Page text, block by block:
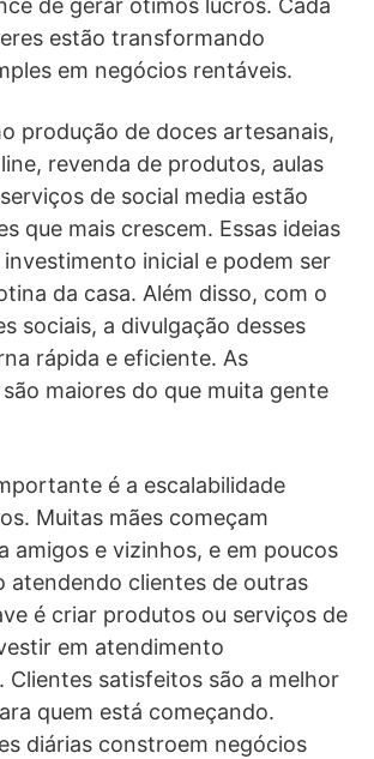
de gerar ótimos lucros. Cada
estão transformando
em negócios rentáveis.
produção de doces artesanais,
revenda de produtos, aulas
de social media estão
que mais crescem. Essas ideias
inicial e podem ser
da casa. Além disso, com o
sociais, a divulgação desses
rápida e eficiente. As
maiores do que muita gente
é a escalabilidade
Muitas mães começam
amigos e vizinhos, e em poucos
atendendo clientes de outras
é criar produtos ou serviços de
em atendimento
Clientes satisfeitos são a melhor
quem está começando.
diárias constroem negócios